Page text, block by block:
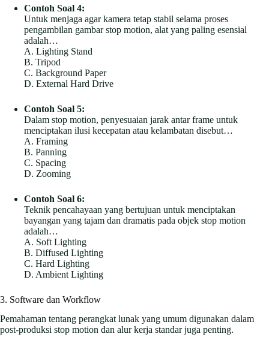
Contoh Soal 4:
Untuk menjaga agar kamera tetap stabil selama proses
pengambilan gambar stop motion, alat yang paling esensial
adalah…
A. Lighting Stand
B. Tripod
C. Background Paper
D. External Hard Drive
Contoh Soal 5:
Dalam stop motion, penyesuaian jarak antar frame untuk
menciptakan ilusi kecepatan atau kelambatan disebut…
A. Framing
B. Panning
C. Spacing
D. Zooming
Contoh Soal 6:
Teknik pencahayaan yang bertujuan untuk menciptakan
bayangan yang tajam dan dramatis pada objek stop motion
adalah…
A. Soft Lighting
B. Diffused Lighting
C. Hard Lighting
D. Ambient Lighting
3. Software dan Workflow
Pemahaman tentang perangkat lunak yang umum digunakan dalam
post-produksi stop motion dan alur kerja standar juga penting.